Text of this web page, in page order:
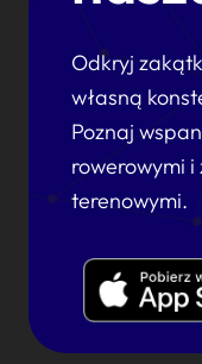
Odkryj
własną
Poznaj
rowerowymi
terenowymi.